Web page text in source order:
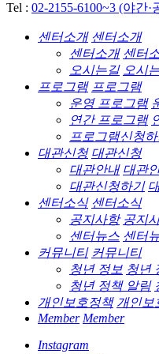
Tel : 02-2155-6100~3 (야간
센터소개 센터소개
센터소개 센터
오시는길 오시
프로그램 프로그램
운영 프로그램
연간 프로그램
프로그램신청
대관신청 대관신청
대관안내 대관
대관신청하기
센터소식 센터소식
공지사항 공지
센터뉴스 센터
커뮤니티 커뮤니티
청년 정보 청년
청년 정책 알림
개인보호정책 개인보
Member Member
Instagram